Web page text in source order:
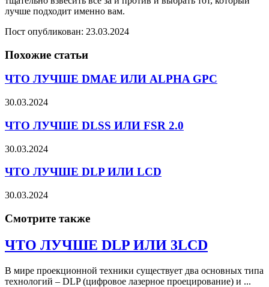
лучше подходит именно вам.
Пост опубликован: 23.03.2024
Похожие статьи
ЧТО ЛУЧШЕ DMAE ИЛИ ALPHA GPC
30.03.2024
ЧТО ЛУЧШЕ DLSS ИЛИ FSR 2.0
30.03.2024
ЧТО ЛУЧШЕ DLP ИЛИ LCD
30.03.2024
Смотрите также
ЧТО ЛУЧШЕ DLP ИЛИ 3LCD
В мире проекционной техники существует два основных типа
технологий – DLP (цифровое лазерное проецирование) и ...